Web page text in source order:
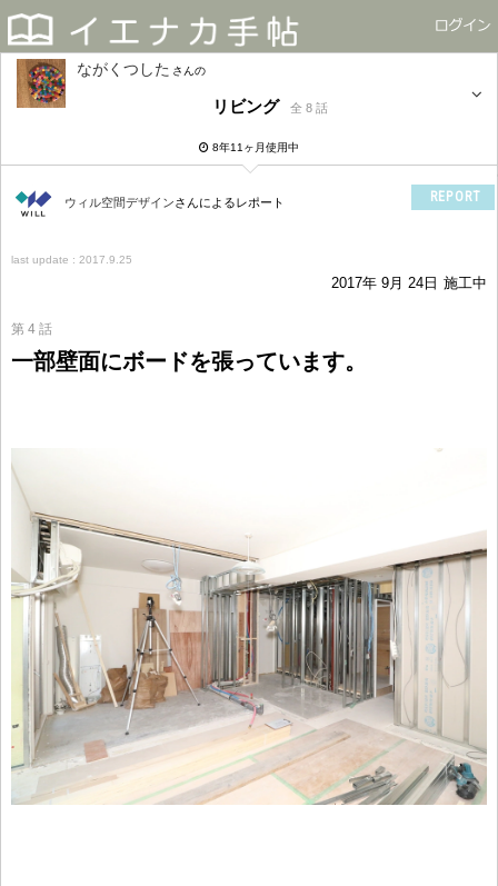
ながくつした さん
リビング 全 8 話
8年11ヶ月使用中
ウィル空間デザインさんによるレポート REPORT
last update : 2017.9.25
2017年 9月 24日 施工中
第 4 話
一部壁面にボードを張っています。